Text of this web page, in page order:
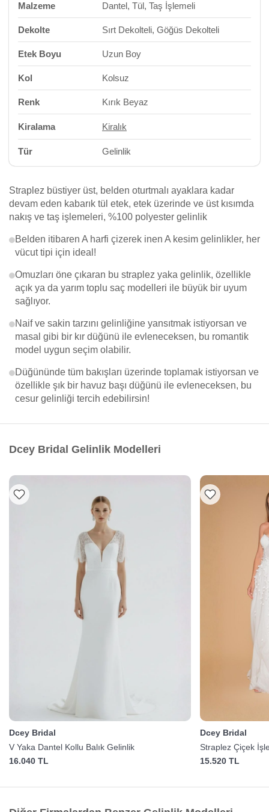
Malzeme Dantel, Tül, Taş İşlemeli
Dekolte Sırt Dekolteli, Göğüs Dekolteli
Etek Boyu Uzun Boy
Kol Kolsuz
Renk Kırık Beyaz
Kiralama Kiralık
Tür Gelinlik
Straplez büstiyer üst, belden oturtmalı ayaklara kadar
devam eden kabarık tül etek, etek üzerinde ve üst kısımda
nakış ve taş işlemeleri, %100 polyester gelinlik
Belden itibaren A harfi çizerek inen A kesim gelinlikler, her
vücut tipi için ideal!
Omuzları öne çıkaran bu straplez yaka gelinlik, özellikle
açık ya da yarım toplu saç modelleri ile büyük bir uyum
sağlıyor.
Naif ve sakin tarzını gelinliğine yansıtmak istiyorsan ve
masal gibi bir kır düğünü ile evleneceksen, bu romantik
model uygun seçim olabilir.
Düğününde tüm bakışları üzerinde toplamak istiyorsan ve
özellikle şık bir havuz başı düğünü ile evleneceksen, bu
cesur gelinliği tercih edebilirsin!
Dcey Bridal Gelinlik Modelleri
Dcey Bridal
V Yaka Dantel Kollu Balık Gelinlik
16.040 TL
Dcey Bridal
Straplez Çiçek
15.520 TL